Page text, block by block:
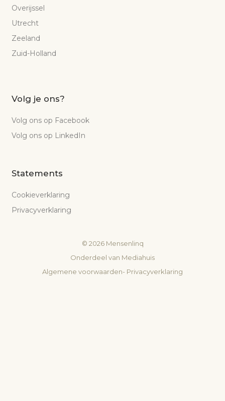
Overijssel
Utrecht
Zeeland
Zuid-Holland
Volg je ons?
Volg ons op Facebook
Volg ons op LinkedIn
Statements
Cookieverklaring
Privacyverklaring
© 2026Mensenlinq
Onderdeel van Mediahuis
Algemene voorwaarden- Privacyverklaring